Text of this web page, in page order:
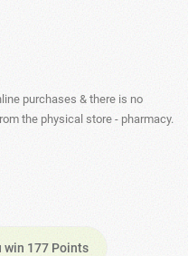
purchases & there is no
the physical store - pharmacy.
win 177 Points